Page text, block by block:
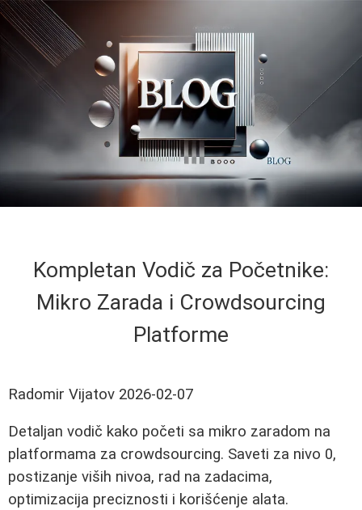
Kompletan Vodič za Početnike:
Mikro Zarada i Crowdsourcing
Platforme
Radomir Vijatov 2026-02-07
Detaljan vodič kako početi sa mikro zaradom na
platformama za crowdsourcing. Saveti za nivo 0,
postizanje viših nivoa, rad na zadacima,
optimizacija preciznosti i korišćenje alata.